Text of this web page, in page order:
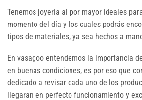
Tenemos joyeria al por mayor ideales
momento del día y los cuales podrás
tipos de materiales, ya sea hechos a
En vasagoo entendemos la importancia
en buenas condiciones, es por eso que
dedicado a revisar cada uno de los
llegaran en perfecto funcionamiento y